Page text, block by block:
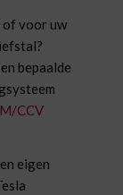
of voor uw
bepaalde
CCV
eigen